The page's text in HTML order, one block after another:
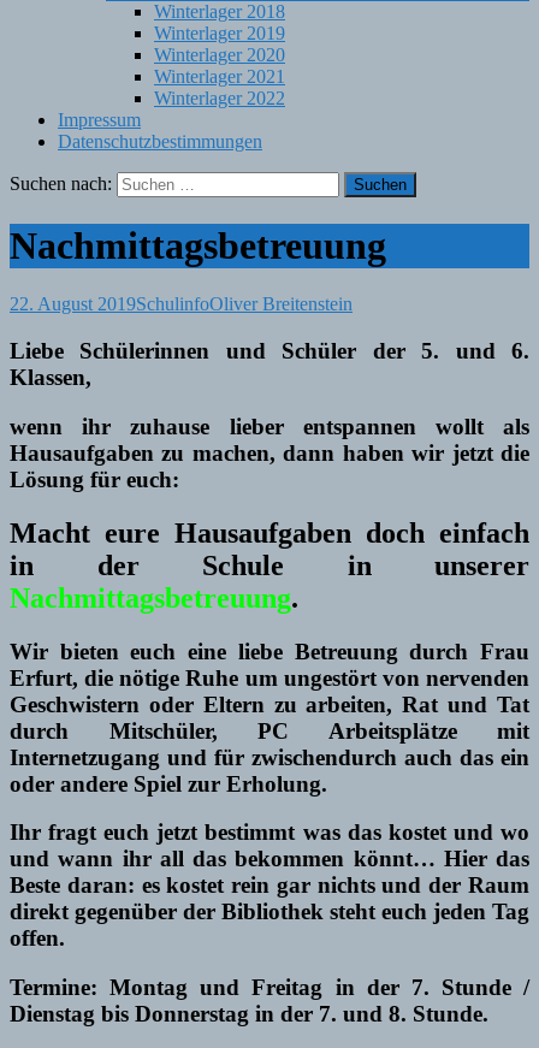
Winterlager 2018
Winterlager 2019
Winterlager 2020
Winterlager 2021
Winterlager 2022
Impressum
Datenschutzbestimmungen
Suchen nach:
Nachmittagsbetreuung
22. August 2019SchulinfoOliver Breitenstein
Liebe Schülerinnen und Schüler der 5. und 6.
Klassen,
wenn ihr zuhause lieber entspannen wollt als
Hausaufgaben zu machen, dann haben wir jetzt die
Lösung für euch:
Macht eure Hausaufgaben doch einfach
in der Schule in unserer
Nachmittagsbetreuung.
Wir bieten euch eine liebe Betreuung durch Frau
Erfurt, die nötige Ruhe um ungestört von nervenden
Geschwistern oder Eltern zu arbeiten, Rat und Tat
durch Mitschüler, PC Arbeitsplätze mit
Internetzugang und für zwischendurch auch das ein
oder andere Spiel zur Erholung.
Ihr fragt euch jetzt bestimmt was das kostet und wo
und wann ihr all das bekommen könnt… Hier das
Beste daran: es kostet rein gar nichts und der Raum
direkt gegenüber der Bibliothek steht euch jeden Tag
offen.
Termine: Montag und Freitag in der 7. Stunde /
Dienstag bis Donnerstag in der 7. und 8. Stunde.